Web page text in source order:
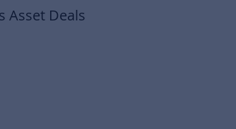
Asset Deals